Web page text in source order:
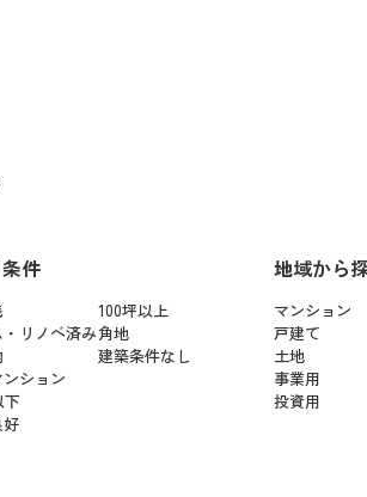
件
100坪以上
リノベ済み角地
建築条件なし
ション
下
好
地域から
マンション
戸建て
土地
事業用
投資用